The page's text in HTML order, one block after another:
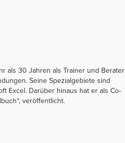
als 30 Jahren als Trainer und Berater
Seine Spezialgebiete sind
Excel. Darüber hinaus hat er als Co-
veröffentlicht.